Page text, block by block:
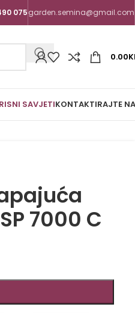
075garden.semina@gmail.com
0.00
SAVJETIKONTAKTIRAJTE
7000 C